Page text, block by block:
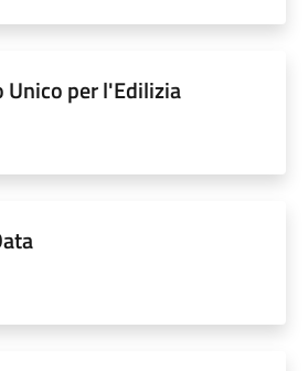
Unico per l'Edilizia